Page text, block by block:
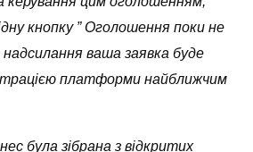
кнопку ” Оголошення поки не
надсилання ваша заявка буде
платформи найближчим
була зібрана з відкритих